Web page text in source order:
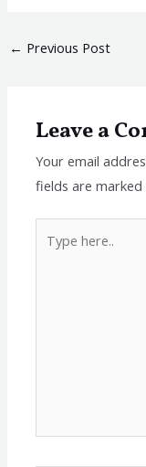
← Previous Post
Leave a
Your email
fields are marked
here..